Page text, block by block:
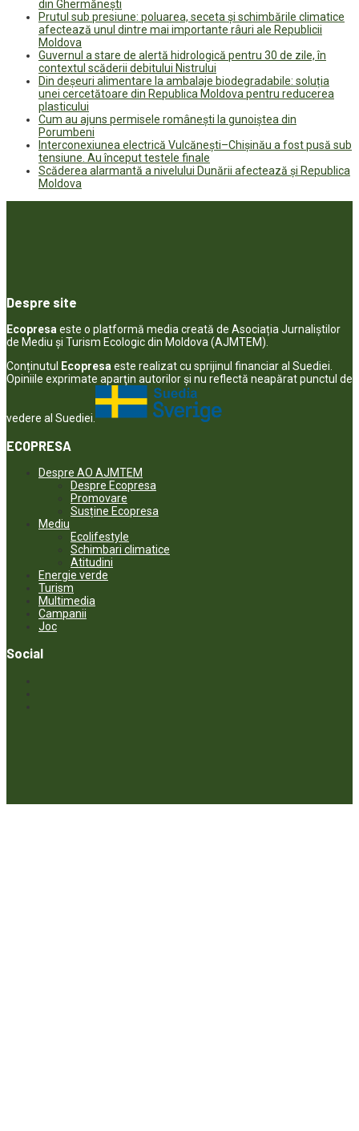
din Ghermănești
Prutul sub presiune: poluarea, seceta și schimbările climatice
afectează unul dintre mai importante râuri ale Republicii
Moldova
Guvernul a stare de alertă hidrologică pentru 30 de zile, în
contextul scăderii debitului Nistrului
Din deșeuri alimentare la ambalaje biodegradabile: soluția
unei cercetătoare din Republica Moldova pentru reducerea
plasticului
Cum au ajuns permisele românești la gunoiștea din
Porumbeni
Interconexiunea electrică Vulcănești–Chișinău a fost pusă sub
tensiune. Au început testele finale
Scăderea alarmantă a nivelului Dunării afectează și Republica
Moldova
Despre site
Ecopresa este o platformă media creată de Asociația Jurnaliștilor
de Mediu și Turism Ecologic din Moldova (AJMTEM).
Conținutul
Ecopresa este realizat cu sprijinul financiar al Suediei.
Opiniile exprimate aparţin autorilor şi nu reflectă neapărat punctul de
vedere al Suediei.
ECOPRESA
Despre AO AJMTEM
Despre Ecopresa
Promovare
Susține Ecopresa
Mediu
Ecolifestyle
Schimbari climatice
Atitudini
Energie verde
Turism
Multimedia
Campanii
Joc
Social